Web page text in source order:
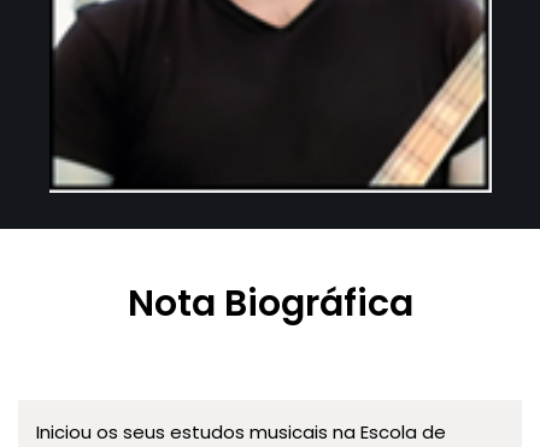
Nota Biográfica
Iniciou os seus estudos musicais na Escola de